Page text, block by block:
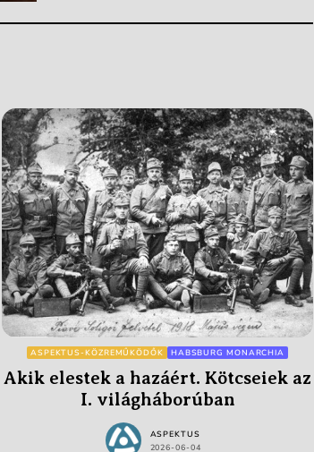
ASPEKTUS-KÖZREMŰKÖDŐK HABSBURG MONARCHIA
Akik elestek a hazáért. Kötcseiek az
I. világháborúban
ASPEKTUS
2026-06-04